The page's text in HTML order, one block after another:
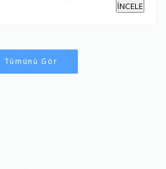
İNCELE
Tümünü Gör